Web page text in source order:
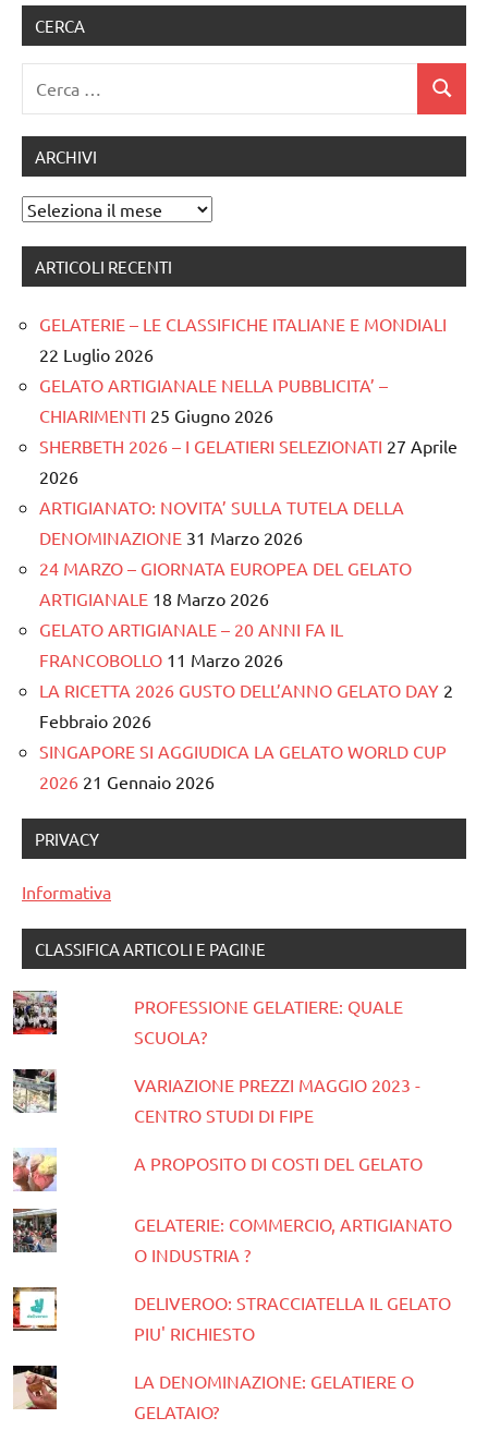
CERCA
Cerca
ARCHIVI
Archivi
ARTICOLI RECENTI
GELATERIE – LE CLASSIFICHE ITALIANE E MONDIALI
22 Luglio 2026
GELATO ARTIGIANALE NELLA PUBBLICITA’ –
CHIARIMENTI 25 Giugno 2026
SHERBETH 2026 – I GELATIERI SELEZIONATI 27 Aprile
2026
ARTIGIANATO: NOVITA’ SULLA TUTELA DELLA
DENOMINAZIONE 31 Marzo 2026
24 MARZO – GIORNATA EUROPEA DEL GELATO
ARTIGIANALE 18 Marzo 2026
GELATO ARTIGIANALE – 20 ANNI FA IL
FRANCOBOLLO 11 Marzo 2026
LA RICETTA 2026 GUSTO DELL’ANNO GELATO DAY 2
Febbraio 2026
SINGAPORE SI AGGIUDICA LA GELATO WORLD CUP
2026 21 Gennaio 2026
PRIVACY
Informativa
CLASSIFICA ARTICOLI E PAGINE
PROFESSIONE GELATIERE: QUALE
SCUOLA?
VARIAZIONE PREZZI MAGGIO 2023 -
CENTRO STUDI DI FIPE
A PROPOSITO DI COSTI DEL GELATO
GELATERIE: COMMERCIO, ARTIGIANATO
O INDUSTRIA ?
DELIVEROO: STRACCIATELLA IL GELATO
PIU' RICHIESTO
LA DENOMINAZIONE: GELATIERE O
GELATAIO?